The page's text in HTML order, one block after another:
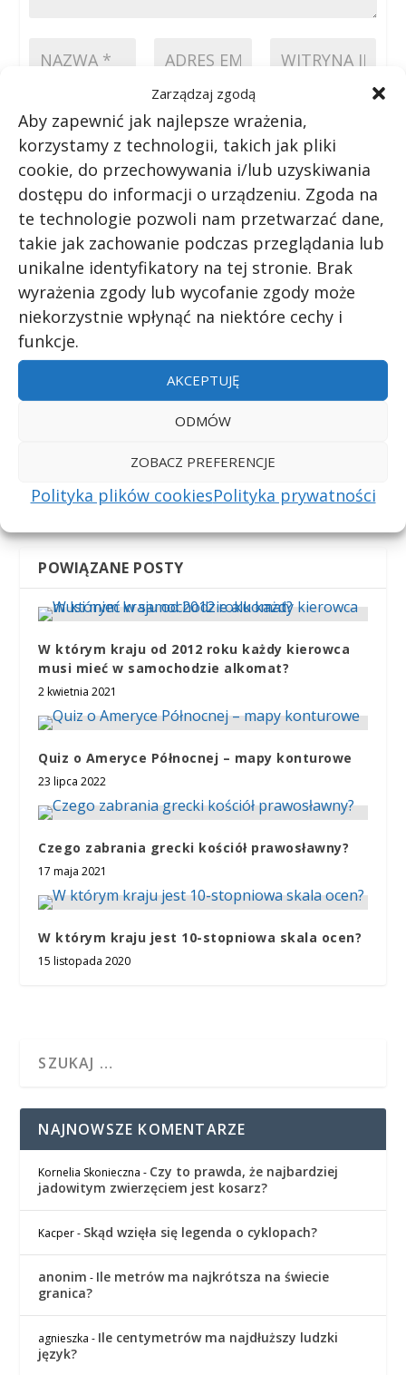
Zarządzaj zgodą
Aby zapewnić jak najlepsze wrażenia,
korzystamy z technologii, takich jak pliki
cookie, do przechowywania i/lub uzyskiwania
dostępu do informacji o urządzeniu. Zgoda na
te technologie pozwoli nam przetwarzać dane,
takie jak zachowanie podczas przeglądania lub
unikalne identyfikatory na tej stronie. Brak
wyrażenia zgody lub wycofanie zgody może
niekorzystnie wpłynąć na niektóre cechy i
funkcje.
AKCEPTUJĘ
ODMÓW
ZOBACZ PREFERENCJE
Polityka plików cookiesPolityka prywatności
PRZEŚLIJ KOMENTARZ
UDZIAŁ:
języka?
W którym europejskim
prawo jazdy bez
POWIĄZANE POSTY
W którym kraju od 2012 roku każdy kierowca
musi mieć w samochodzie alkomat?
2 kwietnia 2021
Quiz o Ameryce Północnej – mapy konturowe
23 lipca 2022
Czego zabrania grecki kościół prawosławny?
17 maja 2021
W którym kraju jest 10-stopniowa skala ocen?
15 listopada 2020
NAJNOWSZE KOMENTARZE
Kornelia Skonieczna - Czy to prawda, że najbardziej
jadowitym zwierzęciem jest kosarz?
Kacper- Skąd wzięła się legenda o cyklopach?
anonim - Ile metrów ma najkrótsza na świecie
granica?
agnieszka - Ile centymetrów ma najdłuższy ludzki
język?